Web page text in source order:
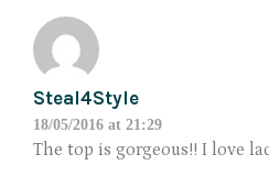
Steal4Style
18/05/2016 at 21:29
The top is gorgeous!! I love